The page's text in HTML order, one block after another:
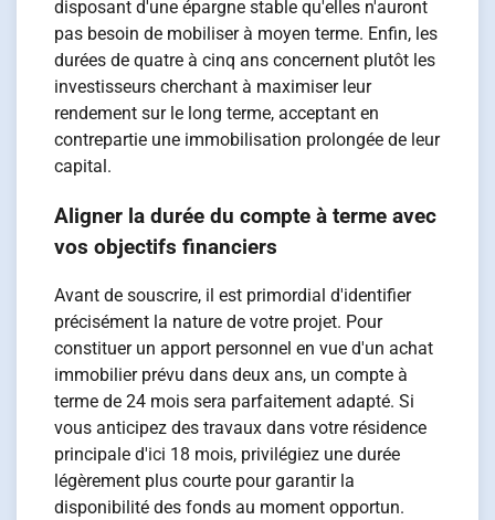
disposant d'une épargne stable qu'elles n'auront
pas besoin de mobiliser à moyen terme. Enfin, les
durées de quatre à cinq ans concernent plutôt les
investisseurs cherchant à maximiser leur
rendement sur le long terme, acceptant en
contrepartie une immobilisation prolongée de leur
capital.
Aligner la durée du compte à terme avec
vos objectifs financiers
Avant de souscrire, il est primordial d'identifier
précisément la nature de votre projet. Pour
constituer un apport personnel en vue d'un achat
immobilier prévu dans deux ans, un compte à
terme de 24 mois sera parfaitement adapté. Si
vous anticipez des travaux dans votre résidence
principale d'ici 18 mois, privilégiez une durée
légèrement plus courte pour garantir la
disponibilité des fonds au moment opportun.